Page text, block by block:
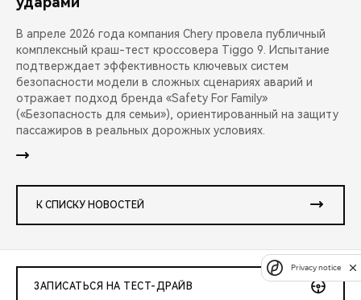
В апреле 2026 года компания Chery провела публичный
комплексный краш-тест кроссовера Tiggo 9. Испытание
подтверждает эффективность ключевых систем
безопасности модели в сложных сценариях аварий и
отражает подход бренда «Safety For Family»
(«Безопасность для семьи»), ориентированный на защиту
пассажиров в реальных дорожных условиях.
К СПИСКУ НОВОСТЕЙ
ЗАПИСАТЬСЯ НА ТЕСТ-ДРАЙВ
Privacy notice